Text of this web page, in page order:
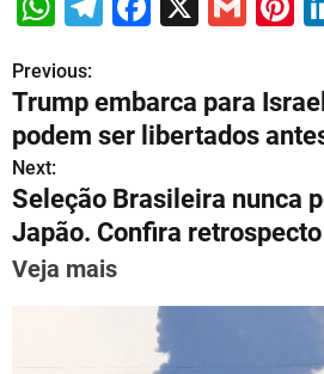
at
s
A
p
p
gr
a
m
e
b
o
o
ai
l
e
P
o
s
t
n
Previous:
Trump embarca para
podem ser libertados
Next:
Seleção Brasileira nunca
Japão. Confira retrospecto
Veja mais